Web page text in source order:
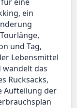
ein
und Tag,
Lebensmittel
das
Rucksacks,
Aufteilung der